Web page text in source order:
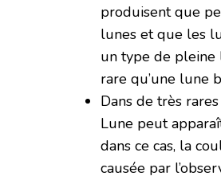
produisent que
lunes et que les
un type de pleine
rare qu’une lune
Dans de très
Lune peut
dans ce cas, la
causée par